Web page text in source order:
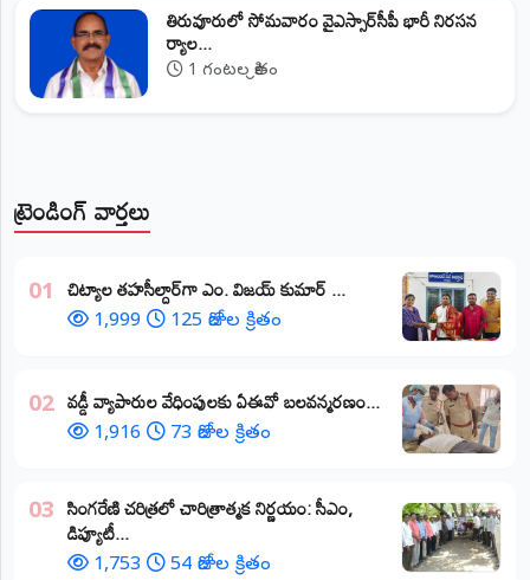
ట్రెండింగ్ వార్తలు
01 ​చిట్యాల తహసీల్దార్‌గా ఎం. విజయ్ కుమార్ ...
1,999 125 రోజుల క్రితం
02 వడ్డీ వ్యాపారుల వేధింపులకు ఏఈవో బలవన్మరణం...
1,916 73 రోజుల క్రితం
03 ​సింగరేణి చరిత్రలో చారిత్రాత్మక నిర్ణయం: సీఎం,
డిప్యూటీ...
1,753 54 రోజుల క్రితం
తిరువూరులో సోమవారం వైఎస్సార్‌సీపీ భారీ నిరసన
ర్యాల...
1 గంటల క్రితం